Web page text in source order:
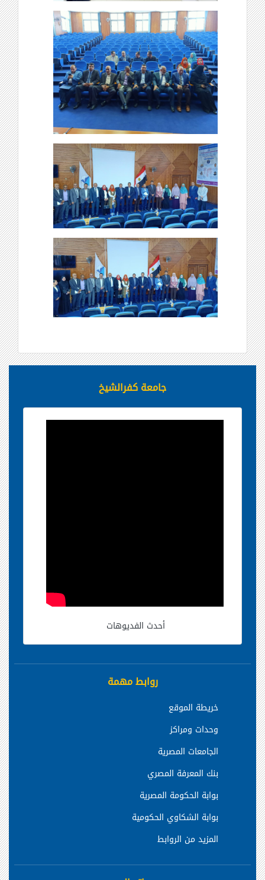
جامعة كفرالشيخ
أحدث الفديوهات
روابط مهمة
خريطة الموقع
وحدات ومراكز
الجامعات المصرية
بنك المعرفة المصري
بوابة الحكومة المصرية
بوابة الشكاوي الحكومية
المزيد من الروابط